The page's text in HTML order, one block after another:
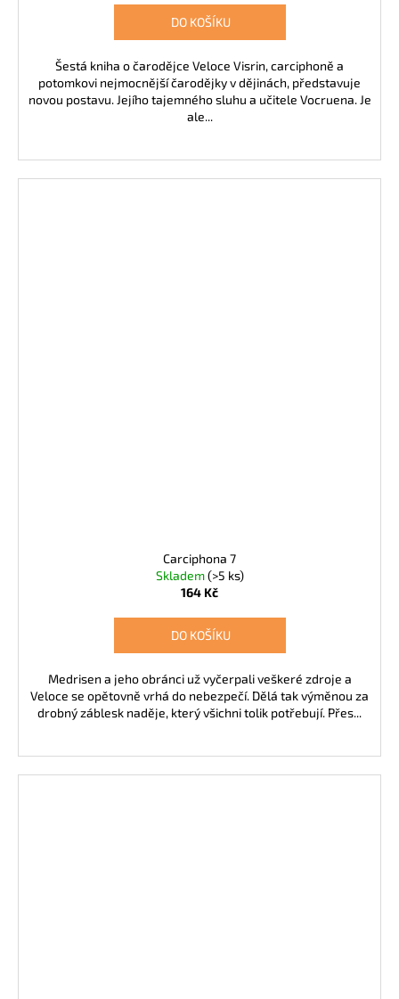
DO KOŠÍKU
Šestá kniha o čarodějce Veloce Visrin, carciphoně a
potomkovi nejmocnější čarodějky v dějinách, představuje
novou postavu. Jejího tajemného sluhu a učitele Vocruena. Je
ale...
Carciphona 7
Skladem(>5 ks)
164 Kč
DO KOŠÍKU
Medrisen a jeho obránci už vyčerpali veškeré zdroje a
Veloce se opětovně vrhá do nebezpečí. Dělá tak výměnou za
drobný záblesk naděje, který všichni tolik potřebují. Přes...